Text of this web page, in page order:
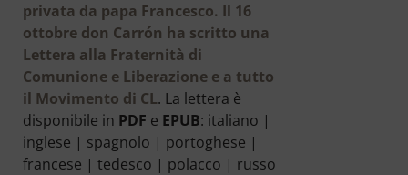
privata da papa Francesco. Il 16
ottobre don Carrón ha scritto una
Lettera alla Fraternità di
Comunione e Liberazione e a tutto
il Movimento di CL. La lettera è
disponibile in PDF e EPUB: italiano |
inglese | spagnolo | portoghese |
francese | tedesco | polacco | russo